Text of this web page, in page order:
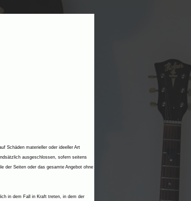
Schäden materieller oder ideeller Art
ausgeschlossen, sofern seitens
der Seiten oder das gesamte Angebot ohne
in dem Fall in Kraft treten, in dem der